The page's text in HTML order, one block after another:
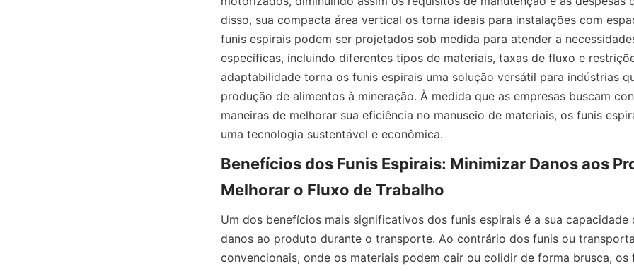
disso, sua compacta área vertical os torna ideais para instalações com
funis espirais podem ser projetados sob medida para atender a
específicas, incluindo diferentes tipos de materiais, taxas de fluxo e
adaptabilidade torna os funis espirais uma solução versátil para indústrias
produção de alimentos à mineração. À medida que as empresas buscam
maneiras de melhorar sua eficiência no manuseio de materiais, os funis
uma tecnologia sustentável e econômica.
Benefícios dos Funis Espirais: Minimizar Danos aos
Melhorar o Fluxo de Trabalho
Um dos benefícios mais significativos dos funis espirais é a sua capacidade
danos ao produto durante o transporte. Ao contrário dos funis ou
convencionais, onde os materiais podem cair ou colidir de forma brusca, os